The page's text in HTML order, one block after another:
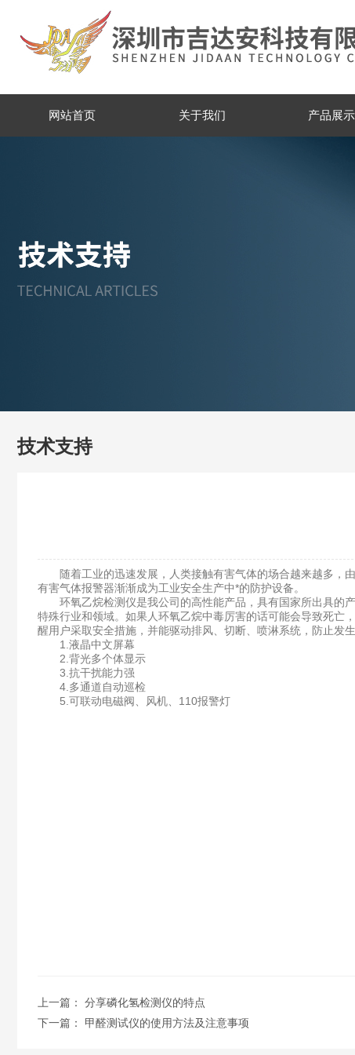
网站首页 关于我们 产品展示
技术支持
随着工业的迅速发展，人类接触有害气体的场合越来越多，由
有害气体报警器渐渐成为工业安全生产中*的防护设备。
环氧乙烷检测仪是我公司的高性能产品，具有国家所出具的产
特殊行业和领域。如果人环氧乙烷中毒厉害的话可能会导致死亡
醒用户采取安全措施，并能驱动排风、切断、喷淋系统，防止发
1.液晶中文屏幕
2.背光多个体显示
3.抗干扰能力强
4.多通道自动巡检
5.可联动电磁阀、风机、110报警灯
上一篇： 分享磷化氢检测仪的特点
下一篇： 甲醛测试仪的使用方法及注意事项